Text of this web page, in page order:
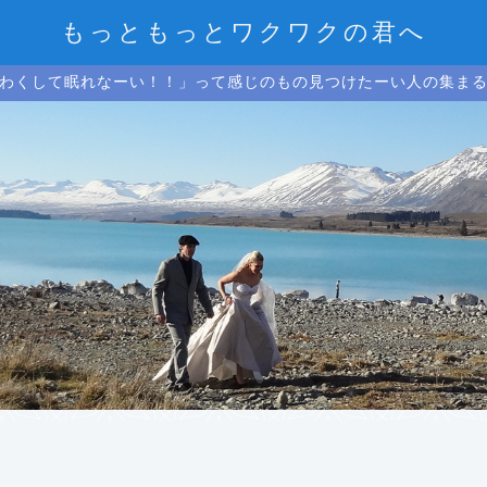
もっともっとワクワクの君へ
くして眠れなーい！！」って感じのもの見つけたーい人の集ま